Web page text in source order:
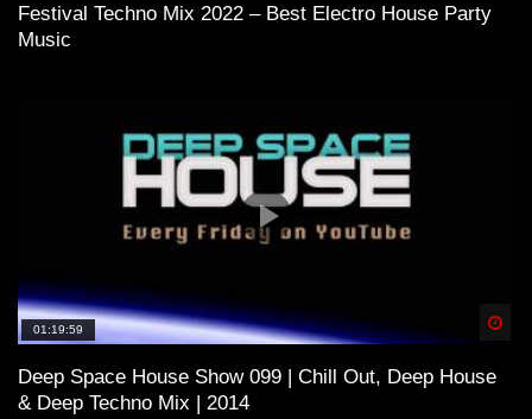
Festival Techno Mix 2022 – Best Electro House Party
Music
01:19:59
Deep Space House Show 099 | Chill Out, Deep House
& Deep Techno Mix | 2014